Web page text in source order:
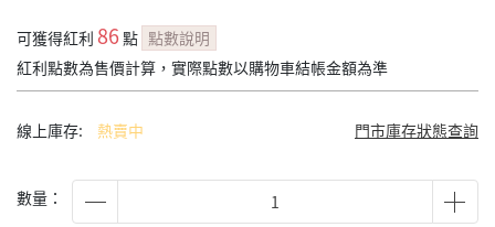
可獲得紅利 86點 點數說明
紅利點數為售價計算，實際點數以購物車結帳金額為準
線上庫存: 熱賣中 門市庫存狀態查詢
數量：